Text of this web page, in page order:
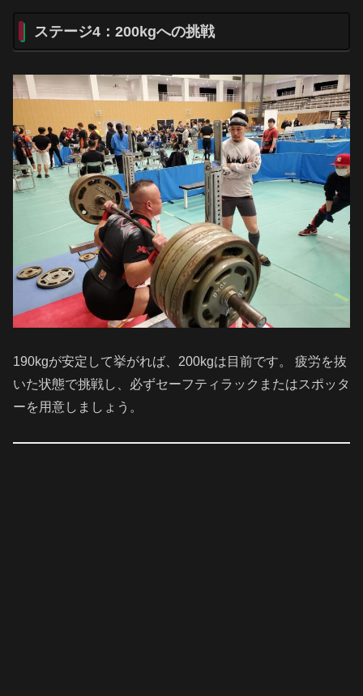
ステージ4：200kgへの挑戦
190kgが安定して挙がれば、200kgは目前です。 疲労を抜
いた状態で挑戦し、必ずセーフティラックまたはスポッタ
ーを用意しましょう。